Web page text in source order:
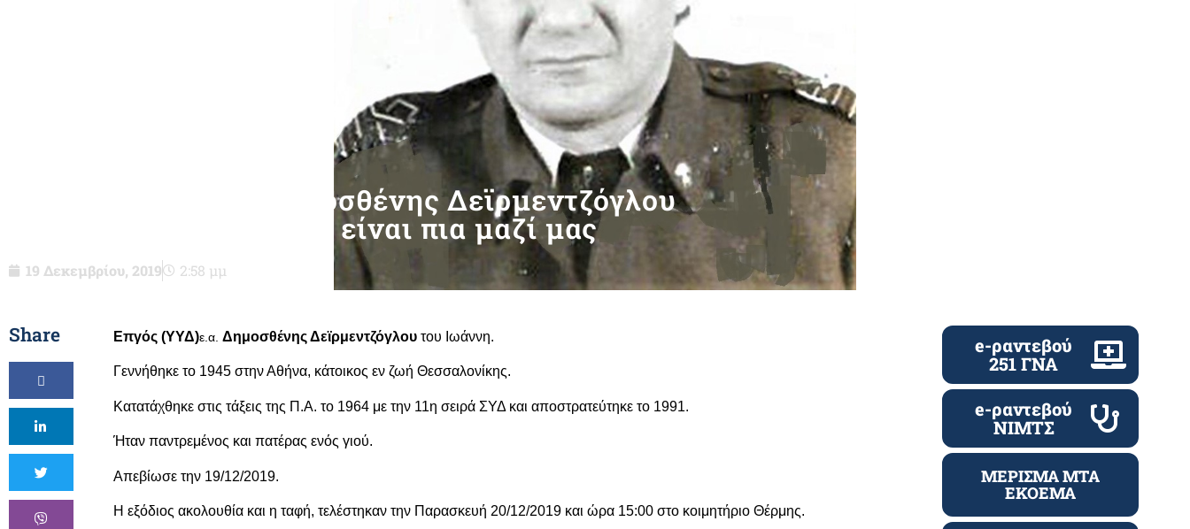
Επγός (ΥΥΔ)ε.α. Δημοσθένης Δεϊρμεντζόγλου
του Ιωάννη-δεν είναι πια μαζί μας
19 Δεκεμβρίου, 2019 2:58 μμ
Share Επγός (ΥΥΔ)ε.α. Δημοσθένης Δεϊρμεντζόγλου του Ιωάννη.
Γεννήθηκε το 1945 στην Αθήνα, κάτοικος εν ζωή Θεσσαλονίκης.
Κατατάχθηκεστις τάξεις της Π.Α. το 1964 με την 11η σειρά ΣΥΔ και αποστρατεύτηκε το 1991.
Ήταν παντρεμένος και πατέρας ενός γιού.
Απεβίωσε την 19/12/2019.
Η εξόδιος ακολουθία και η ταφή, τελέστηκαν την Παρασκευή 20/12/2019 και ώρα 15:00 στο κοιμητήριο Θέρμης.
e-ραντεβού
251 ΓΝΑ
e-ραντεβού
ΝΙΜΤΣ
ΜΕΡΙΣΜΑ ΜΤΑ
ΕΚΟΕΜΑ